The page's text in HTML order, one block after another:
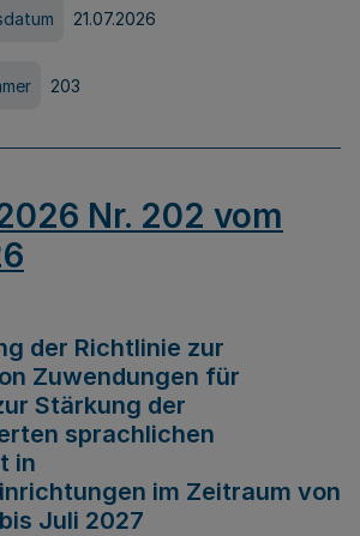
21.07.2026
203
Nr. 202 vom
der Richtlinie zur
Zuwendungen für
Stärkung der
sprachlichen
in
im Zeitraum von
Juli 2027